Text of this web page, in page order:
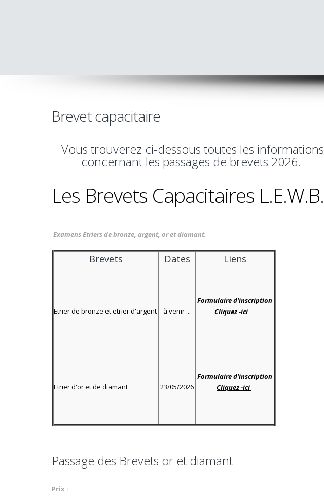
Brevet capacitaire
Vous trouverez ci-dessous toutes les informations
concernant les passages de brevets 2026.
Les Brevets Capacitaires L.E.W.B.
Examens Etriers de bronze, argent, or et diamant.
Brevets Dates Liens
Etrier de bronze et etrier d'argent à venir ...
Formulaire d'inscription
Cliquez -ici
Etrier d'or et de diamant 23/05/2026
Formulaire d'inscription
Cliquez -ici
Passage des Brevets or et diamant
Prix :